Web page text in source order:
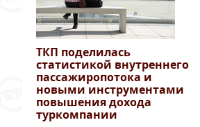
ТКП поделилась
статистикой внутреннего
пассажиропотока и
новыми инструментами
повышения дохода
туркомпании